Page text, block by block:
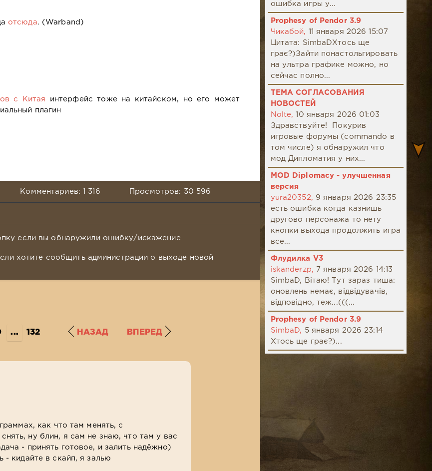
отсюда. (Warband)
с Китая
интерфейс тоже на китайском, но его может
плагин
Комментариев: 1 316 Просмотров: 30 596
если вы обнаружили ошибку/искажение
хотите сообщить администрации о выходе новой
... 132 НАЗАД ВПЕРЕД
как что там менять, с
ну блин, я сам не знаю, что там у вас
- принять готовое, и залить надёжно)
- кидайте в скайп, я залью
ошибка игры у...
Prophesy of Pendor 3.9
Чикабой,
11 января 2026 15:07
Цитата: SimbaDХтось ще
грає?)Зайти понастольгировать
на ультра графике можно, но
сейчас полно...
ТЕМА СОГЛАСОВАНИЯ
НОВОСТЕЙ
Nolte,
10 января 2026 01:03
Здравствуйте! Покурив
игровые форумы (commando в
том числе) я обнаружил что
мод Дипломатия у них...
MOD Diplomacy - улучшенная
версия
yura20352, 9 января 2026 23:35
есть ошибка когда казнишь
другово персонажа то нету
кнопки выхода продолжить игра
все...
Флудилка V3
iskanderzp,
7 января 2026 14:13
SimbaD, Вітаю! Тут зараз тиша:
оновлень немає, відвідувачів,
відповідно, теж...(((...
Prophesy of Pendor 3.9
SimbaD,
5 января 2026 23:14
Хтось ще грає?)...